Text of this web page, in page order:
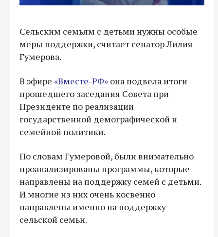
Сельским семьям с детьми нужны особые
меры поддержки, считает сенатор Лилия
Гумерова.
В эфире «Вместе-РФ» она подвела итоги
прошедшего заседания Совета при
Президенте по реализации
государственной демографической и
семейной политики.
По словам Гумеровой, были внимательно
проанализированы программы, которые
направлены на поддержку семей с детьми.
И многие из них очень косвенно
направлены именно на поддержку
сельской семьи.